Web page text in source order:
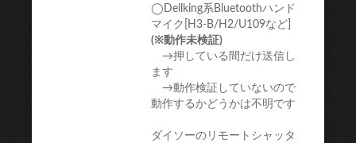
◯Dellking系Bluetoothハンド
マイク[H3-B/H2/U109など]
(※動作未検証)
→押している間だけ送信し
ます
→動作検証していないので
動作するかどうかは不明です
ダイソーのリモートシャッタ